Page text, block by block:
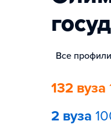
Все профили
132 вуза
2 вуза